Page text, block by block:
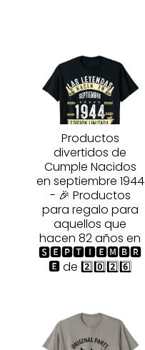
Productos
divertidos de
Cumple Nacidos
en septiembre 1944
- 🎉 Productos
para regalo para
aquellos que
hacen 82 años en
🆂🅴🅿🆃🅸🅴🅼🅱🆁
🅴 de 2️⃣0️⃣2️⃣6️⃣